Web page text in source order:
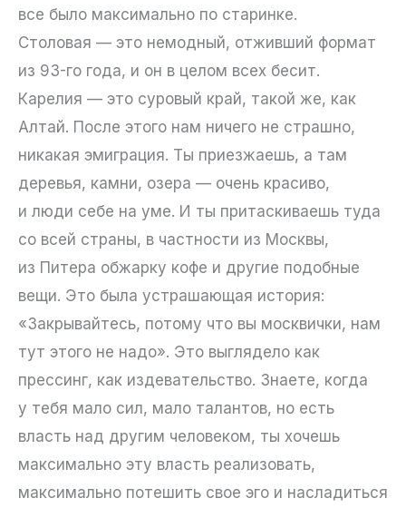
все было максимально по старинке.
Столовая — это немодный, отживший формат
из 93-го года, и он в целом всех бесит.
Карелия — это суровый край, такой же, как
Алтай. После этого нам ничего не страшно,
никакая эмиграция. Ты приезжаешь, а там
деревья, камни, озера — очень красиво,
и люди себе на уме. И ты притаскиваешь туда
со всей страны, в частности из Москвы,
из Питера обжарку кофе и другие подобные
вещи. Это была устрашающая история:
«Закрывайтесь, потому что вы москвички, нам
тут этого не надо». Это выглядело как
прессинг, как издевательство. Знаете, когда
у тебя мало сил, мало талантов, но есть
власть над другим человеком, ты хочешь
максимально эту власть реализовать,
максимально потешить свое эго и насладиться